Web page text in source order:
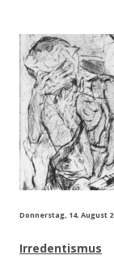
Donnerstag, 14. August
Irredentismus